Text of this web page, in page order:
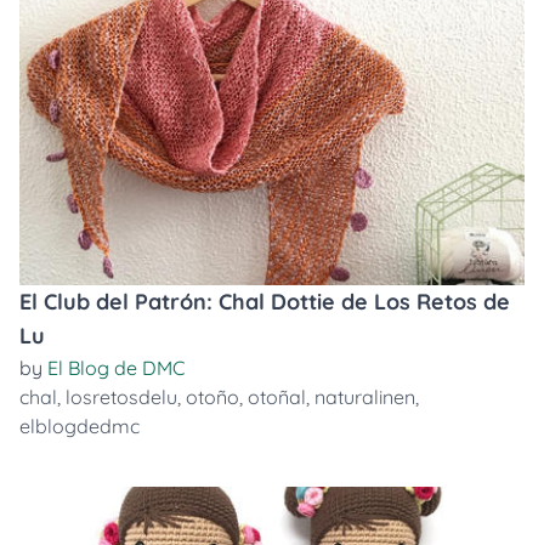
El Club del Patrón: Chal Dottie de Los Retos de
Lu
by El Blog de DMC
chal, losretosdelu, otoño, otoñal, naturalinen,
elblogdedmc